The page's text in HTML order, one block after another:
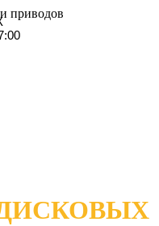
приводов